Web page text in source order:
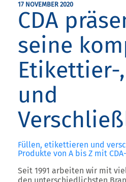
17 NOVEMBER 2020
CDA
seine
und
Füllen, etikettieren und
Produkte von A bis Z mit
Seit 1991 arbeiten wir mit